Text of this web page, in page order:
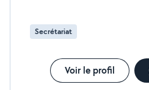
bienveillance et une écoute
gestion locative de vos
comptabilité
Secrétariat
Voir le profil